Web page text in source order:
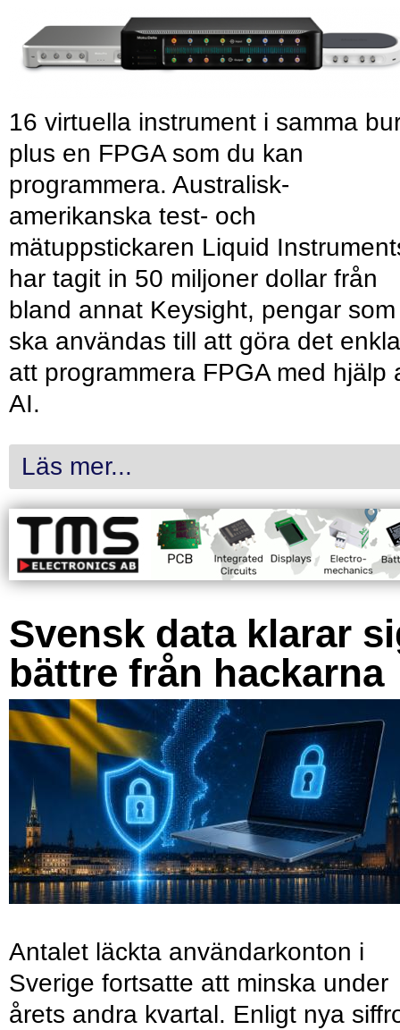
16 virtuella instrument i samma
plus en FPGA som du kan
programmera. Australisk-
amerikanska test- och
mätuppstickaren Liquid
har tagit in 50 miljoner dollar från
bland annat Keysight, pengar som
ska användas till att göra det
att programmera FPGA med hjälp
AI.
Läs mer...
Svensk data klarar
bättre från hackarna
Antalet läckta användarkonton i
Sverige fortsatte att minska under
årets andra kvartal. Enligt nya